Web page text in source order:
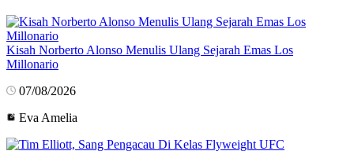
Kisah Norberto Alonso Menulis Ulang Sejarah Emas Los
Millonario
07/08/2026
Eva Amelia